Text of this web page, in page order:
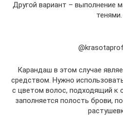
Другой вариант – выполнение
тенями.
Карандаш в этом случае
средством. Нужно
с цветом волос, подходящий к
заполняется полость брови,